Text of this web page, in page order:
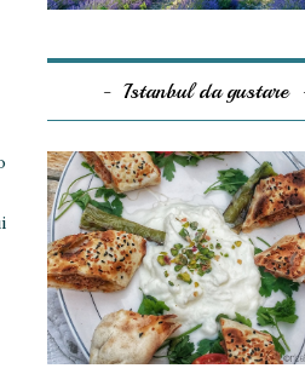
Istanbul da gustare